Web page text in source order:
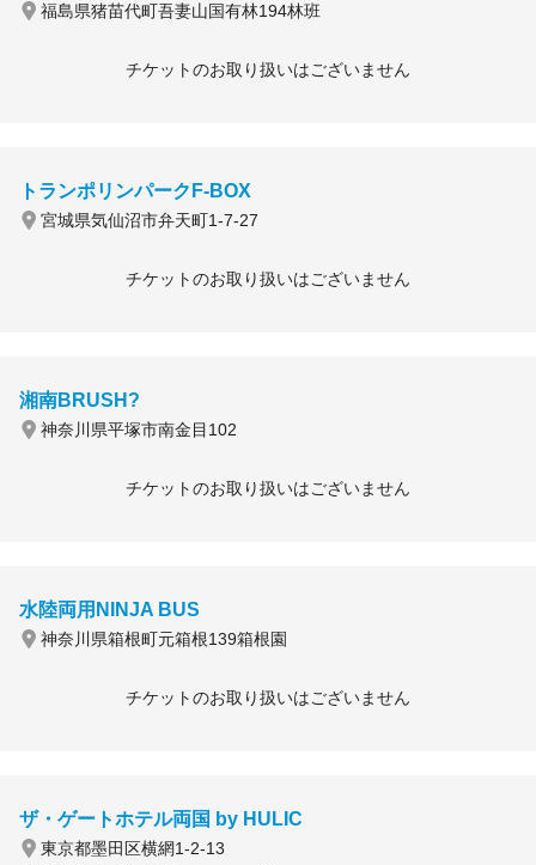
福島県猪苗代町吾妻山国有林194林班
チケットのお取り扱いはございません
トランポリンパークF-BOX
宮城県気仙沼市弁天町1-7-27
チケットのお取り扱いはございません
湘南BRUSH?
神奈川県平塚市南金目102
チケットのお取り扱いはございません
水陸両用NINJA BUS
神奈川県箱根町元箱根139箱根園
チケットのお取り扱いはございません
ザ・ゲートホテル両国 by HULIC
東京都墨田区横網1-2-13